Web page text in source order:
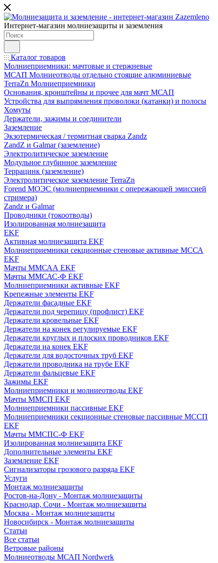
Интернет-магазин молниезащиты и заземления
Каталог товаров
Молниеприемники: мачтовые и стержневые
МСАП Молниеотводы отдельно стоящие алюминиевые
TerraZn Молниеприемники
Основания, кронштейны и прочее для мачт МСАП
Устройства для выпрямления проволоки (катанки) и полосы
Хомуты
Держатели, зажимы и соединители
Заземление
Экзотермическая / термитная сварка Zandz
ZandZ и Galmar (заземление)
Электролитическое заземление
Модульное глубинное заземление
Террацинк (заземление)
Электролитическое заземление TerraZn
Forend МОЭС (молниеприемники с опережающей эмиссией
стримера)
Zandz и Galmar
Проводники (токоотводы)
Изолированная молниезащита
EKF
Активная молниезащита EKF
Молниеприемники секционные стеновые активные МССА
EKF
Мачты ММСАА EKF
Мачты ММСАС-Ф EKF
Молниеприемники активные EKF
Крепежные элементы EKF
Держатели фасадные EKF
Держатели под черепицу (профлист) EKF
Держатели кровельные EKF
Держатели на конек регулируемые EKF
Держатели круглых и плоских проводников EKF
Держатели на конек EKF
Держатели для водосточных труб EKF
Держатели проводника на трубе EKF
Держатели фальцевые EKF
Зажимы EKF
Молниеприемники и молниеотводы EKF
Мачты ММСП EKF
Молниеприемники пассивные EKF
Молниеприемники секционные стеновые пассивные МССП
EKF
Мачты ММСПС-Ф EKF
Изолированная молниезащита EKF
Дополнительные элементы EKF
Заземление EKF
Сигнализаторы грозового разряда EKF
Услуги
Монтаж молниезащиты
Ростов-на-Дону - Монтаж молниезащиты
Краснодар, Сочи - Монтаж молниезащиты
Москва - Монтаж молниезащиты
Новосибирск - Монтаж молниезащиты
Статьи
Все статьи
Ветровые районы
Молниеотводы МСАП Nordwerk